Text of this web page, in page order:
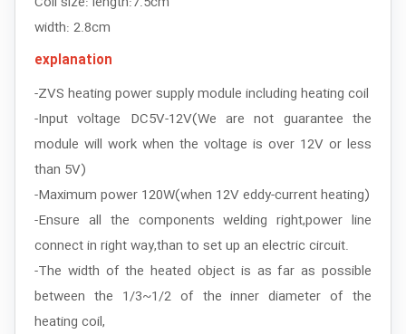
width: 2.8cm
explanation
-ZVS heating power supply module including heating coil
-Input voltage DC5V-12V(We are not guarantee the
module will work when the voltage is over 12V or less
than 5V)
-Maximum power 120W(when 12V eddy-current heating)
-Ensure all the components welding right,power line
connect in right way,than to set up an electric circuit.
-The width of the heated object is as far as possible
between the 1/3~1/2 of the inner diameter of the
heating coil,